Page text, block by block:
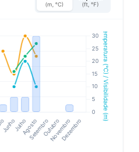
(m, °C) (ft, °F)